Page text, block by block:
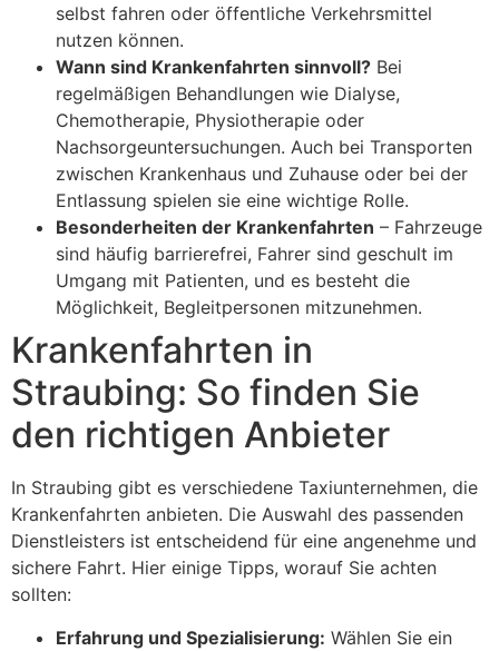
selbst fahren oder öffentliche Verkehrsmittel
nutzen können.
Wann sind Krankenfahrten sinnvoll? Bei
regelmäßigen Behandlungen wie Dialyse,
Chemotherapie, Physiotherapie oder
Nachsorgeuntersuchungen. Auch bei Transporten
zwischen Krankenhaus und Zuhause oder bei der
Entlassung spielen sie eine wichtige Rolle.
Besonderheiten der Krankenfahrten – Fahrzeuge
sind häufig barrierefrei, Fahrer sind geschult im
Umgang mit Patienten, und es besteht die
Möglichkeit, Begleitpersonen mitzunehmen.
Krankenfahrten in
Straubing: So finden Sie
den richtigen Anbieter
In Straubing gibt es verschiedene Taxiunternehmen, die
Krankenfahrten anbieten. Die Auswahl des passenden
Dienstleisters ist entscheidend für eine angenehme und
sichere Fahrt. Hier einige Tipps, worauf Sie achten
sollten:
Erfahrung und Spezialisierung: Wählen Sie ein